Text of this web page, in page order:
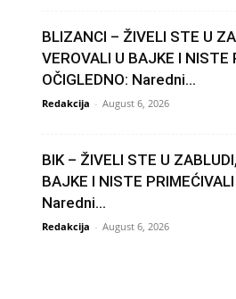
BLIZANCI – ŽIVELI STE U
VEROVALI U BAJKE I NISTE
OČIGLEDNO: Naredni...
Redakcija - August 6, 2026
BIK – ŽIVELI STE U
BAJKE I NISTE
Naredni...
Redakcija - August 6, 2026